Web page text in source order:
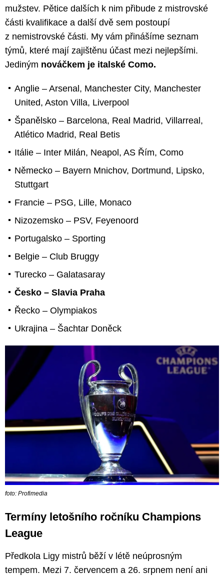
mužstev. Pětice dalších k nim přibude z mistrovské
části kvalifikace a další dvě sem postoupí
z nemistrovské části. My vám přinášíme seznam
týmů, které mají zajištěnu účast mezi nejlepšími.
Jediným nováčkem je italské Como.
Anglie – Arsenal, Manchester City, Manchester
United, Aston Villa, Liverpool
Španělsko – Barcelona, Real Madrid, Villarreal,
Atlético Madrid, Real Betis
Itálie – Inter Milán, Neapol, AS Řím, Como
Německo – Bayern Mnichov, Dortmund, Lipsko,
Stuttgart
Francie – PSG, Lille, Monaco
Nizozemsko – PSV, Feyenoord
Portugalsko – Sporting
Belgie – Club Bruggy
Turecko – Galatasaray
Česko – Slavia Praha
Řecko – Olympiakos
Ukrajina – Šachtar Doněck
foto: Profimedia
Termíny letošního ročníku Champions
League
Předkola Ligy mistrů běží v létě neúprosným
tempem. Mezi 7. červencem a 26. srpnem není ani